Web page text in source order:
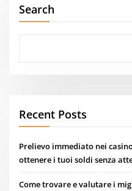
Search
Recent Posts
Prelievo immediato nei
ottenere i tuoi soldi senza
Come trovare e valutare i